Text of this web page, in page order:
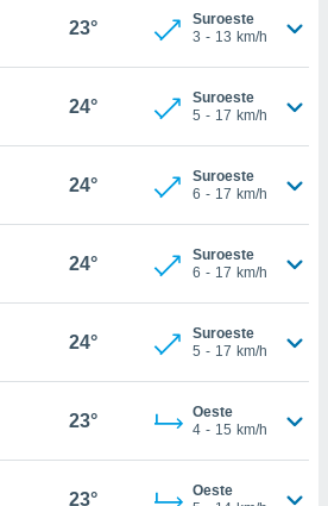
23°
Suroeste
3 - 13 km/h
24°
Suroeste
5 - 17 km/h
24°
Suroeste
6 - 17 km/h
24°
Suroeste
6 - 17 km/h
24°
Suroeste
5 - 17 km/h
23°
Oeste
4 - 15 km/h
23°
Oeste